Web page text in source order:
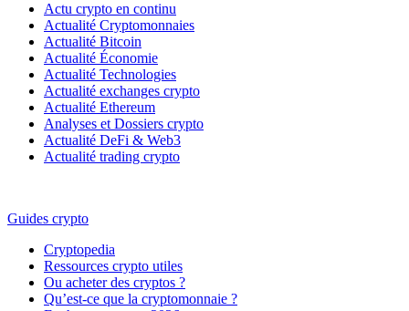
Actu crypto en continu
Actualité Cryptomonnaies
Actualité Bitcoin
Actualité Économie
Actualité Technologies
Actualité exchanges crypto
Actualité Ethereum
Analyses et Dossiers crypto
Actualité DeFi & Web3
Actualité trading crypto
Guides crypto
Cryptopedia
Ressources crypto utiles
Ou acheter des cryptos ?
Qu’est-ce que la cryptomonnaie ?